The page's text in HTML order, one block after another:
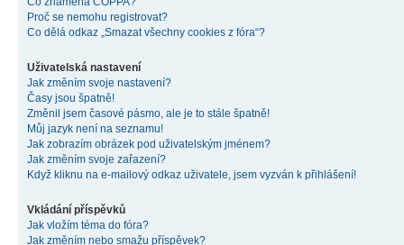
Proč se nemohu registrovat?
Co dělá odkaz „Smazat všechny cookies z fóra“?
Uživatelská nastavení
Jak změním svoje nastavení?
Časy jsou špatně!
Změnil jsem časové pásmo, ale je to stále špatně!
Můj jazyk není na seznamu!
Jak zobrazím obrázek pod uživatelským jménem?
Jak změním svoje zařazení?
Když kliknu na e-mailový odkaz uživatele, jsem vyzván k přihlášení!
Vkládání příspěvků
Jak vložím téma do fóra?
Jak změním nebo smažu příspěvek?